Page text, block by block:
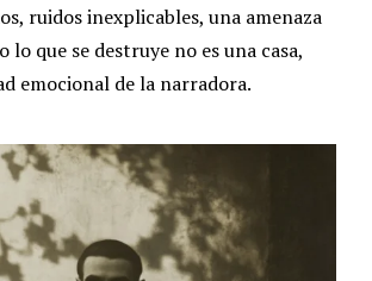
ruidos inexplicables, una amenaza
que se destruye no es una casa,
emocional de la narradora.